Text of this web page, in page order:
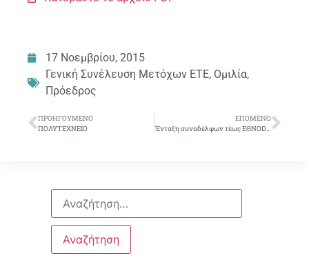
17 Νοεμβρίου, 2015
Γενική Συνέλευση Μετόχων ΕΤΕ, Ομιλία,
Πρόεδρος
ΠΡΟΗΓΟΎΜΕΝΟ
ΠΟΛΥΤΕΧΝΕΙΟ
ΕΠΌΜΕΝΟ
Ένταξη συναδέλφων τέως ΕΘΝΟDATA